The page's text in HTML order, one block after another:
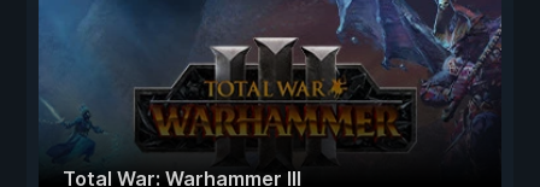
Total War: Warhammer III